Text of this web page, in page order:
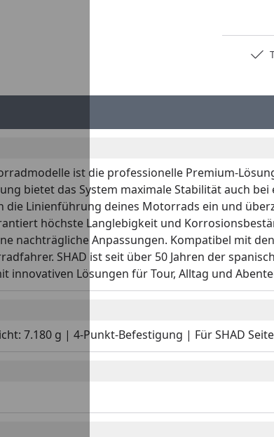
ist die professionelle Premium-
bietet das System maximale Stabilität auch
Linienführung deines Motorrads ein und
höchste Langlebigkeit und
nachträgliche Anpassungen. Kompatibel mit
SHAD ist seit über 50 Jahren der
Lösungen für Tour, Alltag und
7.180 g | 4-Punkt-Befestigung | Für SHAD